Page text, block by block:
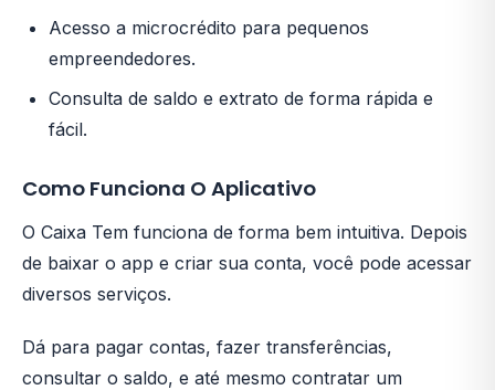
Acesso a microcrédito para pequenos
empreendedores.
Consulta de saldo e extrato de forma rápida e
fácil.
Como Funciona O Aplicativo
O Caixa Tem funciona de forma bem intuitiva. Depois
de baixar o app e criar sua conta, você pode acessar
diversos serviços.
Dá para pagar contas, fazer transferências,
consultar o saldo, e até mesmo contratar um